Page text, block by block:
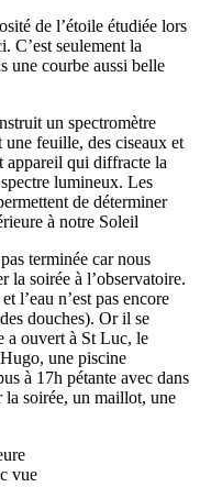
de l’étoile étudiée lors
C’est seulement la
une courbe aussi belle
un spectromètre
feuille, des ciseaux et
appareil qui diffracte la
lumineux. Les
de déterminer
à notre Soleil
terminée car nous
la soirée à l’observatoire.
l’eau n’est pas encore
douches). Or il se
a ouvert à St Luc, le
une piscine
à 17h pétante avec dans
la soirée, un maillot, une
vue